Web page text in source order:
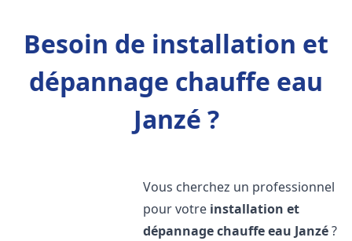
Besoin de installation et
dépannage chauffe eau
Janzé ?
Vous cherchez un professionnel
pour votre installation et
dépannage chauffe eau Janzé?